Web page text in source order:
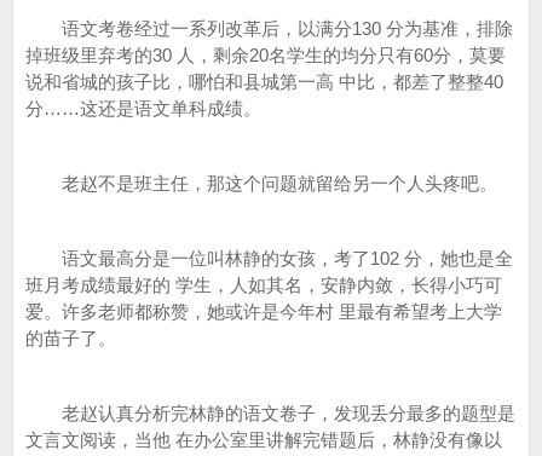
语文考卷经过一系列改革后，以满分130 分为基准，排除
掉班级里弃考的30 人，剩余20名学生的均分只有60分，莫要
说和省城的孩子比，哪怕和县城第一高 中比，都差了整整40
分……这还是语文单科成绩。
老赵不是班主任，那这个问题就留给另一个人头疼吧。
语文最高分是一位叫林静的女孩，考了102 分，她也是全
班月考成绩最好的 学生，人如其名，安静内敛，长得小巧可
爱。许多老师都称赞，她或许是今年村 里最有希望考上大学
的苗子了。
老赵认真分析完林静的语文卷子，发现丢分最多的题型是
文言文阅读，当他 在办公室里讲解完错题后，林静没有像以